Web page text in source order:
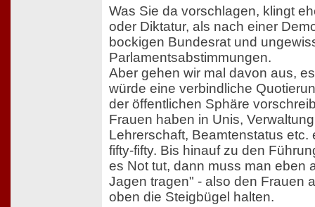
Was Sie da vorschlagen, klingt
oder Diktatur, als nach einer
bockigen Bundesrat und
Parlamentsabstimmungen.
Aber gehen wir mal davon aus,
würde eine verbindliche
der öffentlichen Sphäre
Frauen haben in Unis,
Lehrerschaft, Beamtenstatus etc.
fifty-fifty. Bis hinauf zu den
es Not tut, dann muss man eben
Jagen tragen" - also den Frauen
oben die Steigbügel halten.